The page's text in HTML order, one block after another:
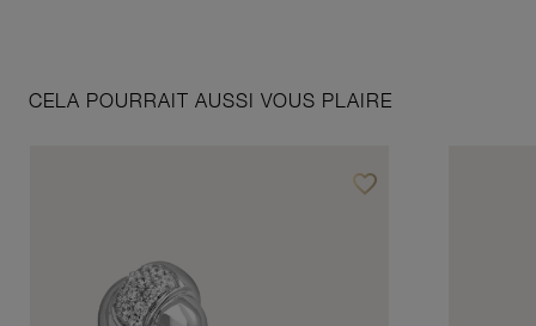
CELA POURRAIT AUSSI VOUS PLAIRE
favorite_borderAjouter à vos favoris